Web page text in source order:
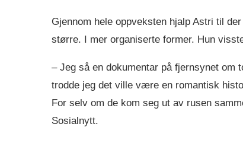
Gjennom hele oppveksten hjalp Astri til
større. I mer organiserte former. Hun
– Jeg så en dokumentar på fjernsynet
trodde jeg det ville være en romantisk
For selv om de kom seg ut av rusen
Sosialnytt.